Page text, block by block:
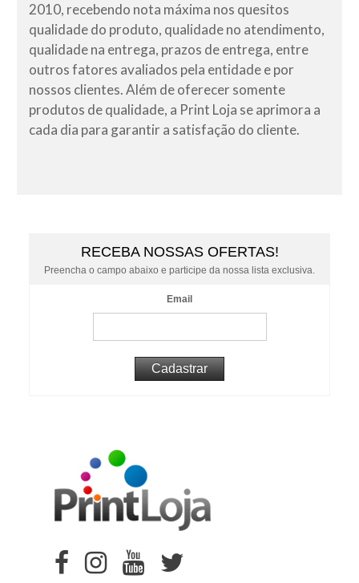
2010, recebendo nota máxima nos quesitos
qualidade do produto, qualidade no atendimento,
qualidade na entrega, prazos de entrega, entre
outros fatores avaliados pela entidade e por
nossos clientes. Além de oferecer somente
produtos de qualidade, a Print Loja se aprimora a
cada dia para garantir a satisfação do cliente.
RECEBA NOSSAS OFERTAS!
Preencha o campo abaixo e participe da nossa lista exclusiva.
Email